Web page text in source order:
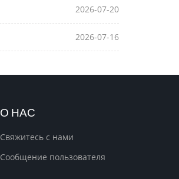
2026-07-20
2026-07-16
О НАС
Свяжитесь с нами
Сообщение пользователя